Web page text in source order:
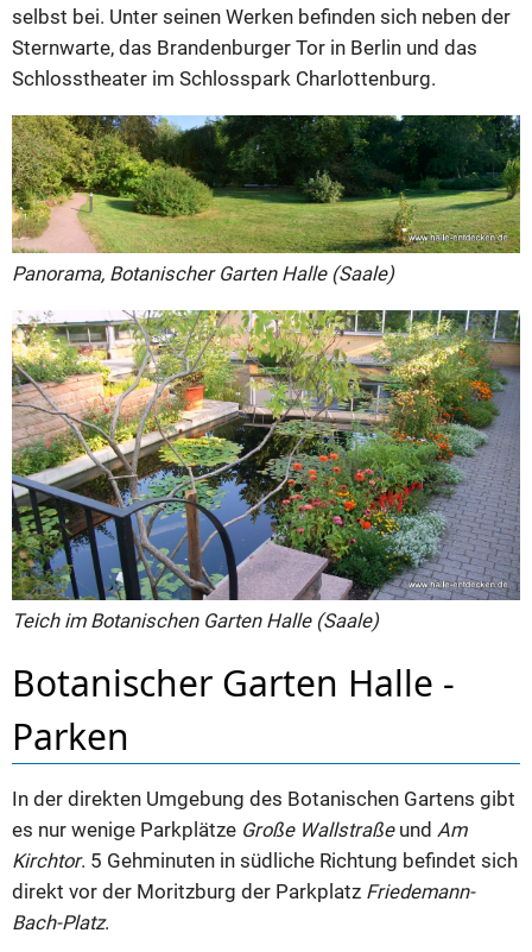
selbst bei. Unter seinen Werken befinden sich neben der
Sternwarte, das Brandenburger Tor in Berlin und das
Schlosstheater im Schlosspark Charlottenburg.
Panorama, Botanischer Garten Halle (Saale)
Teich im Botanischen Garten Halle (Saale)
Botanischer Garten Halle -
Parken
In der direkten Umgebung des Botanischen Gartens gibt
es nur wenige Parkplätze Große Wallstraßeund Am
Kirchtor. 5 Gehminuten in südliche Richtung befindet sich
direkt vor der Moritzburg der Parkplatz Friedemann-
Bach-Platz.